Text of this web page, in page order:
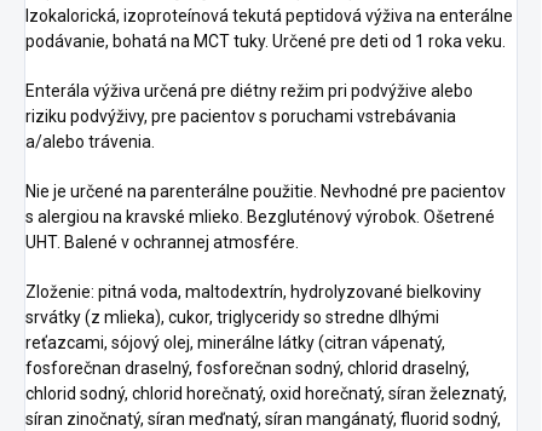
Izokalorická, izoproteínová tekutá peptidová výživa na enterálne
podávanie, bohatá na MCT tuky. Určené pre deti od 1 roka veku.
Enterála výživa určená pre diétny režim pri podvýžive alebo
riziku podvýživy, pre pacientov s poruchami vstrebávania
a/alebo trávenia.
Nie je určené na parenterálne použitie. Nevhodné pre pacientov
s alergiou na kravské mlieko. Bezgluténový výrobok. Ošetrené
UHT. Balené v ochrannej atmosfére.
Zloženie: pitná voda, maltodextrín, hydrolyzované bielkoviny
srvátky (z mlieka), cukor, triglyceridy so stredne dlhými
reťazcami, sójový olej, minerálne látky (citran vápenatý,
fosforečnan draselný, fosforečnan sodný, chlorid draselný,
chlorid sodný, chlorid horečnatý, oxid horečnatý, síran železnatý,
síran zinočnatý, síran meďnatý, síran mangánatý, fluorid sodný,